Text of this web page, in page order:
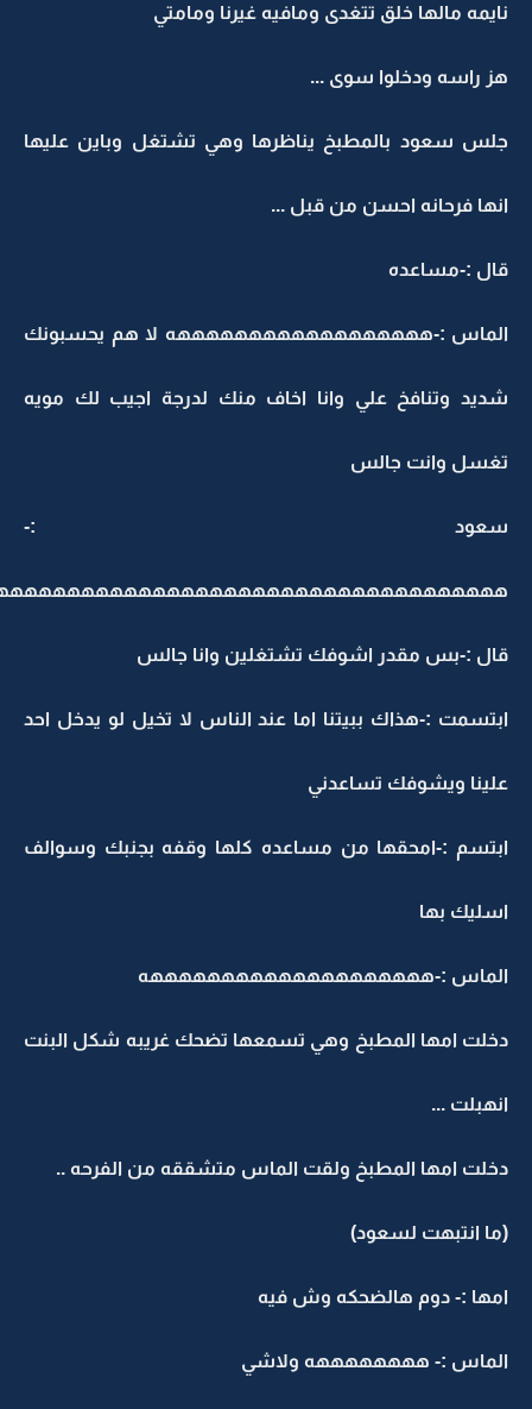
مالها خلق تتغدى ومافيه غيرنا ومامتي
راسه ودخلوا سوى ...
سعود بالمطبخ يناظرها وهي تشتغل وباين عليها
فرحانه احسن من قبل ...
:-مساعده
:-ههههههههههههههههههه لا هم يحسبونك
وتنافخ علي وانا اخاف منك لدرجة اجيب لك مويه
وانت جالس
:-
:-بس مقدر اشوفك تشتغلين وانا جالس
:-هذاك ببيتنا اما عند الناس لا تخيل لو يدخل احد
ويشوفك تساعدني
:-امحقها من مساعده كلها وقفه بجنبك وسوالف
بها
:-ههههههههههههههههههههه
امها المطبخ وهي تسمعها تضحك غريبه شكل البنت
...
امها المطبخ ولقت الماس متشققه من الفرحه ..
انتبهت لسعود)
:- دوم هالضحكه وش فيه
:- ههههههههه ولاشي